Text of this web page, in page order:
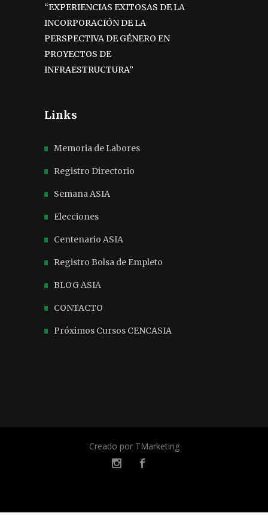
“EXPERIENCIAS EXITOSAS DE LA
INCORPORACIÓN DE LA
PERSPECTIVA DE GÉNERO EN
PROYECTOS DE
INFRAESTRUCTURA”
Links
Memoria de Labores
Registro Directorio
Semana ASIA
Elecciones
Centenario ASIA
Registro Bolsa de Empleto
BLOG ASIA
CONTACTO
Próximos Cursos CENCASIA
Creado por TMarketing